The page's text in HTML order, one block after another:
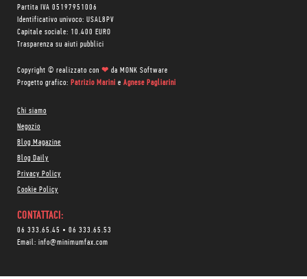
Partita IVA 05197951006
Identificativo univoco: USAL8PV
Capitale sociale: 10.400 EURO
Trasparenza su aiuti pubblici
Copyright © realizzato con ❤ da MONK Software
Progetto grafico: Patrizio Marini e Agnese Pagliarini
Chi siamo
Negozio
Blog Magazine
Blog Daily
Privacy Policy
Cookie Policy
CONTATTACI:
06 333.65.45 • 06 333.65.53
Email: info@minimumfax.com